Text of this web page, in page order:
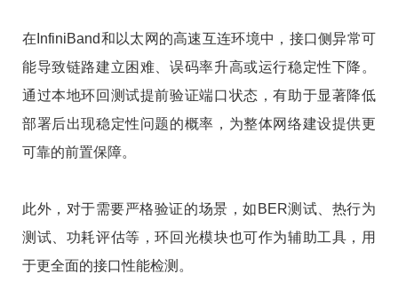
在InfiniBand和以太网的高速互连环境中，接口侧异常可
能导致链路建立困难、误码率升高或运行稳定性下降。
通过本地环回测试提前验证端口状态，有助于显著降低
部署后出现稳定性问题的概率，为整体网络建设提供更
可靠的前置保障。
此外，对于需要严格验证的场景，如BER测试、热行为
测试、功耗评估等，环回光模块也可作为辅助工具，用
于更全面的接口性能检测。